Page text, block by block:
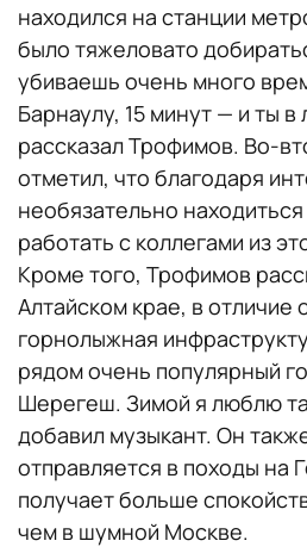
находился на станции
было тяжеловато
убиваешь очень много
Барнаулу, 15 минут — и ты
рассказал Трофимов. Во-
отметил, что благодаря
необязательно
работать с коллегами из
Кроме того, Трофимов
Алтайском крае, в отличие
горнолыжная
рядом очень популярный
Шерегеш. Зимой я люблю
добавил музыкант. Он
отправляется в походы на
получает больше
чем в шумной Москве.